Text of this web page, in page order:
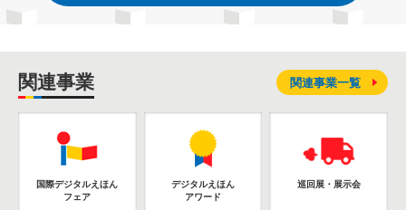
関連事業
国際デジタルえほん
フェア
デジタルえほん
アワード
巡回展・展示会
関連事業一覧